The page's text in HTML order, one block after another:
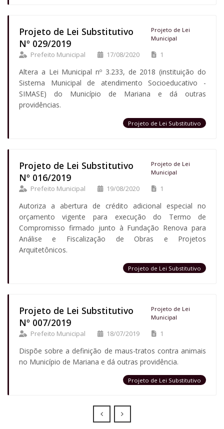
Projeto de Lei Substitutivo
Nº 029/2019
Projeto de Lei
Municipal
Prefeito Municipal 17/08/2020 1
Altera a Lei Municipal nº 3.233, de 2018 (instituição do
Sistema Municipal de atendimento Socioeducativo -
SIMASE) do Município de Mariana e dá outras
providências.
Projeto de Lei Substitutivo
Projeto de Lei Substitutivo
Nº 016/2019
Projeto de Lei
Municipal
Prefeito Municipal 19/08/2020 1
Autoriza a abertura de crédito adicional especial no
orçamento vigente para execução do Termo de
Compromisso firmado junto à Fundação Renova para
Análise e Fiscalização de Obras e Projetos
Arquitetônicos.
Projeto de Lei Substitutivo
Projeto de Lei Substitutivo
Nº 007/2019
Projeto de Lei
Municipal
Prefeito Municipal 18/07/2019 1
Dispõe sobre a definição de maus-tratos contra animais
no Município de Mariana e dá outras providência.
Projeto de Lei Substitutivo
Prev Next